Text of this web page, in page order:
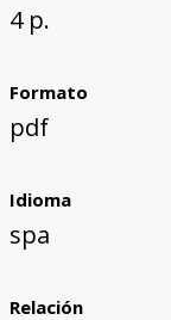
4 p.
Formato
pdf
Idioma
spa
Relación